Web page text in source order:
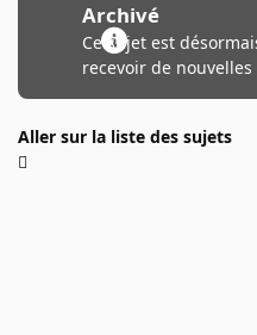
Archivé
Ce sujet est
recevoir de nouvelles
Aller sur la liste des sujets